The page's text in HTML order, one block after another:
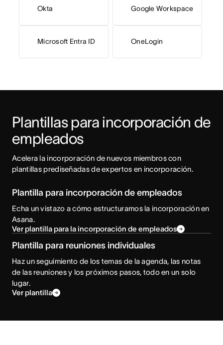
Okta
Microsoft Entra ID
Google Workspace
OneLogin
Plantillas para incorporación de
empleados
Acelera la incorporación de nuevos miembros con
plantillas prediseñadas de expertos en incorporación.
Plantilla para incorporación de empleados
Echa un vistazo a cómo estructuramos la incorporación en
Asana.
Ver plantilla para la incorporación de empleados
Plantilla para reuniones individuales
Haz un seguimiento de los temas de la agenda, las notas
de las reuniones y los próximos pasos, todo en un solo
lugar.
Ver plantilla